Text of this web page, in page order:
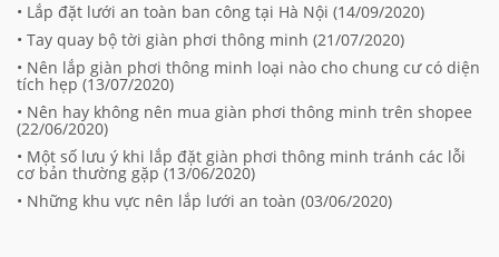
• Lắp đặt lưới an toàn ban công tại Hà Nội (14/09/2020)
• Tay quay bộ tời giàn phơi thông minh (21/07/2020)
• Nên lắp giàn phơi thông minh loại nào cho chung cư có diện
tích hẹp (13/07/2020)
• Nên hay không nên mua giàn phơi thông minh trên shopee
(22/06/2020)
• Một số lưu ý khi lắp đặt giàn phơi thông minh tránh các lỗi
cơ bản thường gặp (13/06/2020)
• Những khu vực nên lắp lưới an toàn (03/06/2020)